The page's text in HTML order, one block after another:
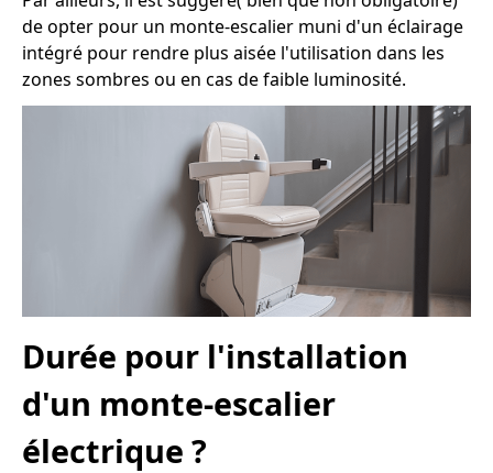
de opter pour un monte-escalier muni d'un éclairage
intégré pour rendre plus aisée l'utilisation dans les
zones sombres ou en cas de faible luminosité.
Durée pour l'installation
d'un monte-escalier
électrique ?